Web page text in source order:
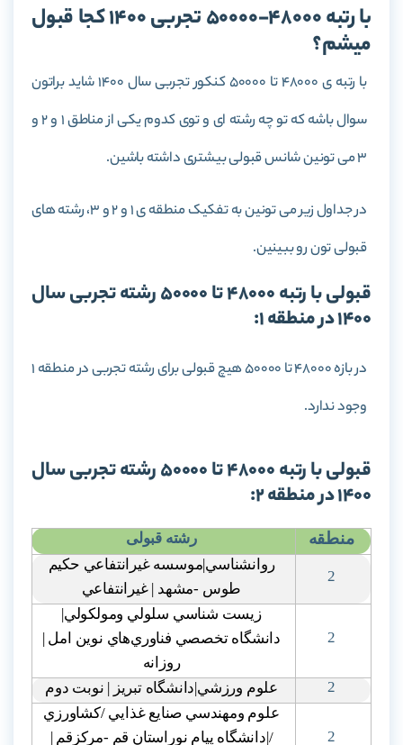
با رتبه 48000-50000 تجربی 1400 کجا قبول
میشم؟
با رتبه ی 48000 تا 50000 کنکور تجربی سال 1400 شاید براتون
سوال باشه که تو چه رشته ای و توی کدوم یکی از مناطق 1 و 2 و
3 می تونین شانس قبولی بیشتری داشته باشین.
در جداول زیر می تونین به تفکیک منطقه ی 1 و 2 و 3، رشته های
قبولی تون رو ببینین.
قبولی با رتبه 48000 تا 50000 رشته تجربی سال
1400 در منطقه 1:
در بازه 48000 تا 50000 هیچ قبولی برای رشته تجربی در منطقه 1
وجود ندارد.
قبولی با رتبه 48000 تا 50000 رشته تجربی سال
1400 در منطقه 2:
منطقه رشته قبولی
2
روانشناسي|موسسه غيرانتفاعي حکيم
طوس -مشهد | غيرانتفاعي
2
زيست شناسي سلولي ومولکولي|
دانشگاه تخصصي فناوري‌هاي نوين امل |
روزانه
2
علوم ورزشي|دانشگاه تبريز | نوبت دوم
2
علوم ومهندسي صنايع غذايي /کشاورزي
/|دانشگاه پيام نوراستان قم -مرکزقم |